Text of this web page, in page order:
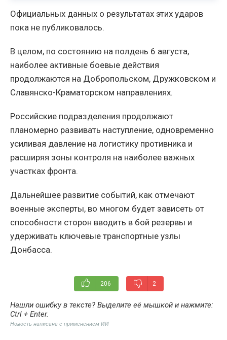
Официальных данных о результатах этих ударов
пока не публиковалось.
В целом, по состоянию на полдень 6 августа,
наиболее активные боевые действия
продолжаются на Добропольском, Дружковском и
Славянско-Краматорском направлениях.
Российские подразделения продолжают
планомерно развивать наступление, одновременно
усиливая давление на логистику противника и
расширяя зоны контроля на наиболее важных
участках фронта.
Дальнейшее развитие событий, как отмечают
военные эксперты, во многом будет зависеть от
способности сторон вводить в бой резервы и
удерживать ключевые транспортные узлы
Донбасса.
206 2
Нашли ошибку в тексте? Выделите её мышкой и нажмите:
Ctrl + Enter.
Новость написана с применением ИИ